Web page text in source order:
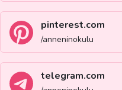
pinterest.com
/anneninokulu
telegram.com